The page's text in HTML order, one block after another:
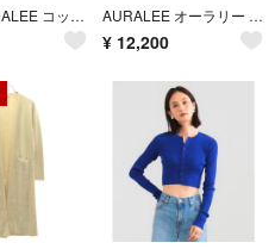
新品 AURALEE コットンハイゲージリブニットクロップドカーディガン 黒 AURALEE オーラリー カーディガン M 黄 【古着】【中古】【送料無料】
¥ 12,200